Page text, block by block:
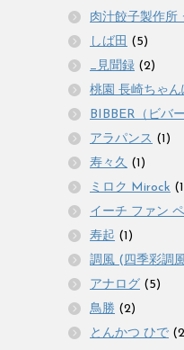
肉汁餃子製作所
しば田 (5)
_見聞録 (2)
桃園 長崎ちゃん
BIBBER（ビバ
アラパンス (1)
寿々久 (1)
ミロク Mirock
イーチ ファン
寿起 (1)
調風 (四季彩調
アナログ (5)
鳥勝 (2)
とんかつ ひで